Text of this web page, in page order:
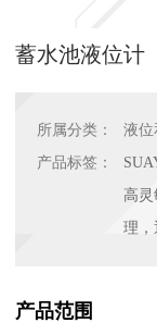
蓄水池液位计
所属分类：
液位
产品标签：
高
理，
产品范围